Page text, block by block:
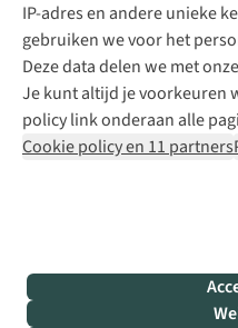
IP-adres en andere unieke
gebruiken we voor het
Deze data delen we met
Je kunt altijd je voorkeuren
policy link onderaan alle
Cookie policy en 11 partners